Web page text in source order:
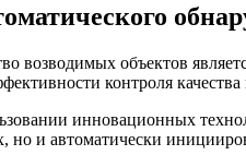
возводимых объектов
контроля качества
инновационных
но и автоматически